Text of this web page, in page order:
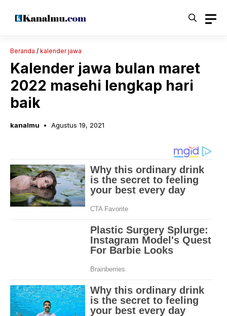
Beranda / kalender jawa
Kalender jawa bulan maret
2022 masehi lengkap hari
baik
kanalmu Agustus 19, 2021